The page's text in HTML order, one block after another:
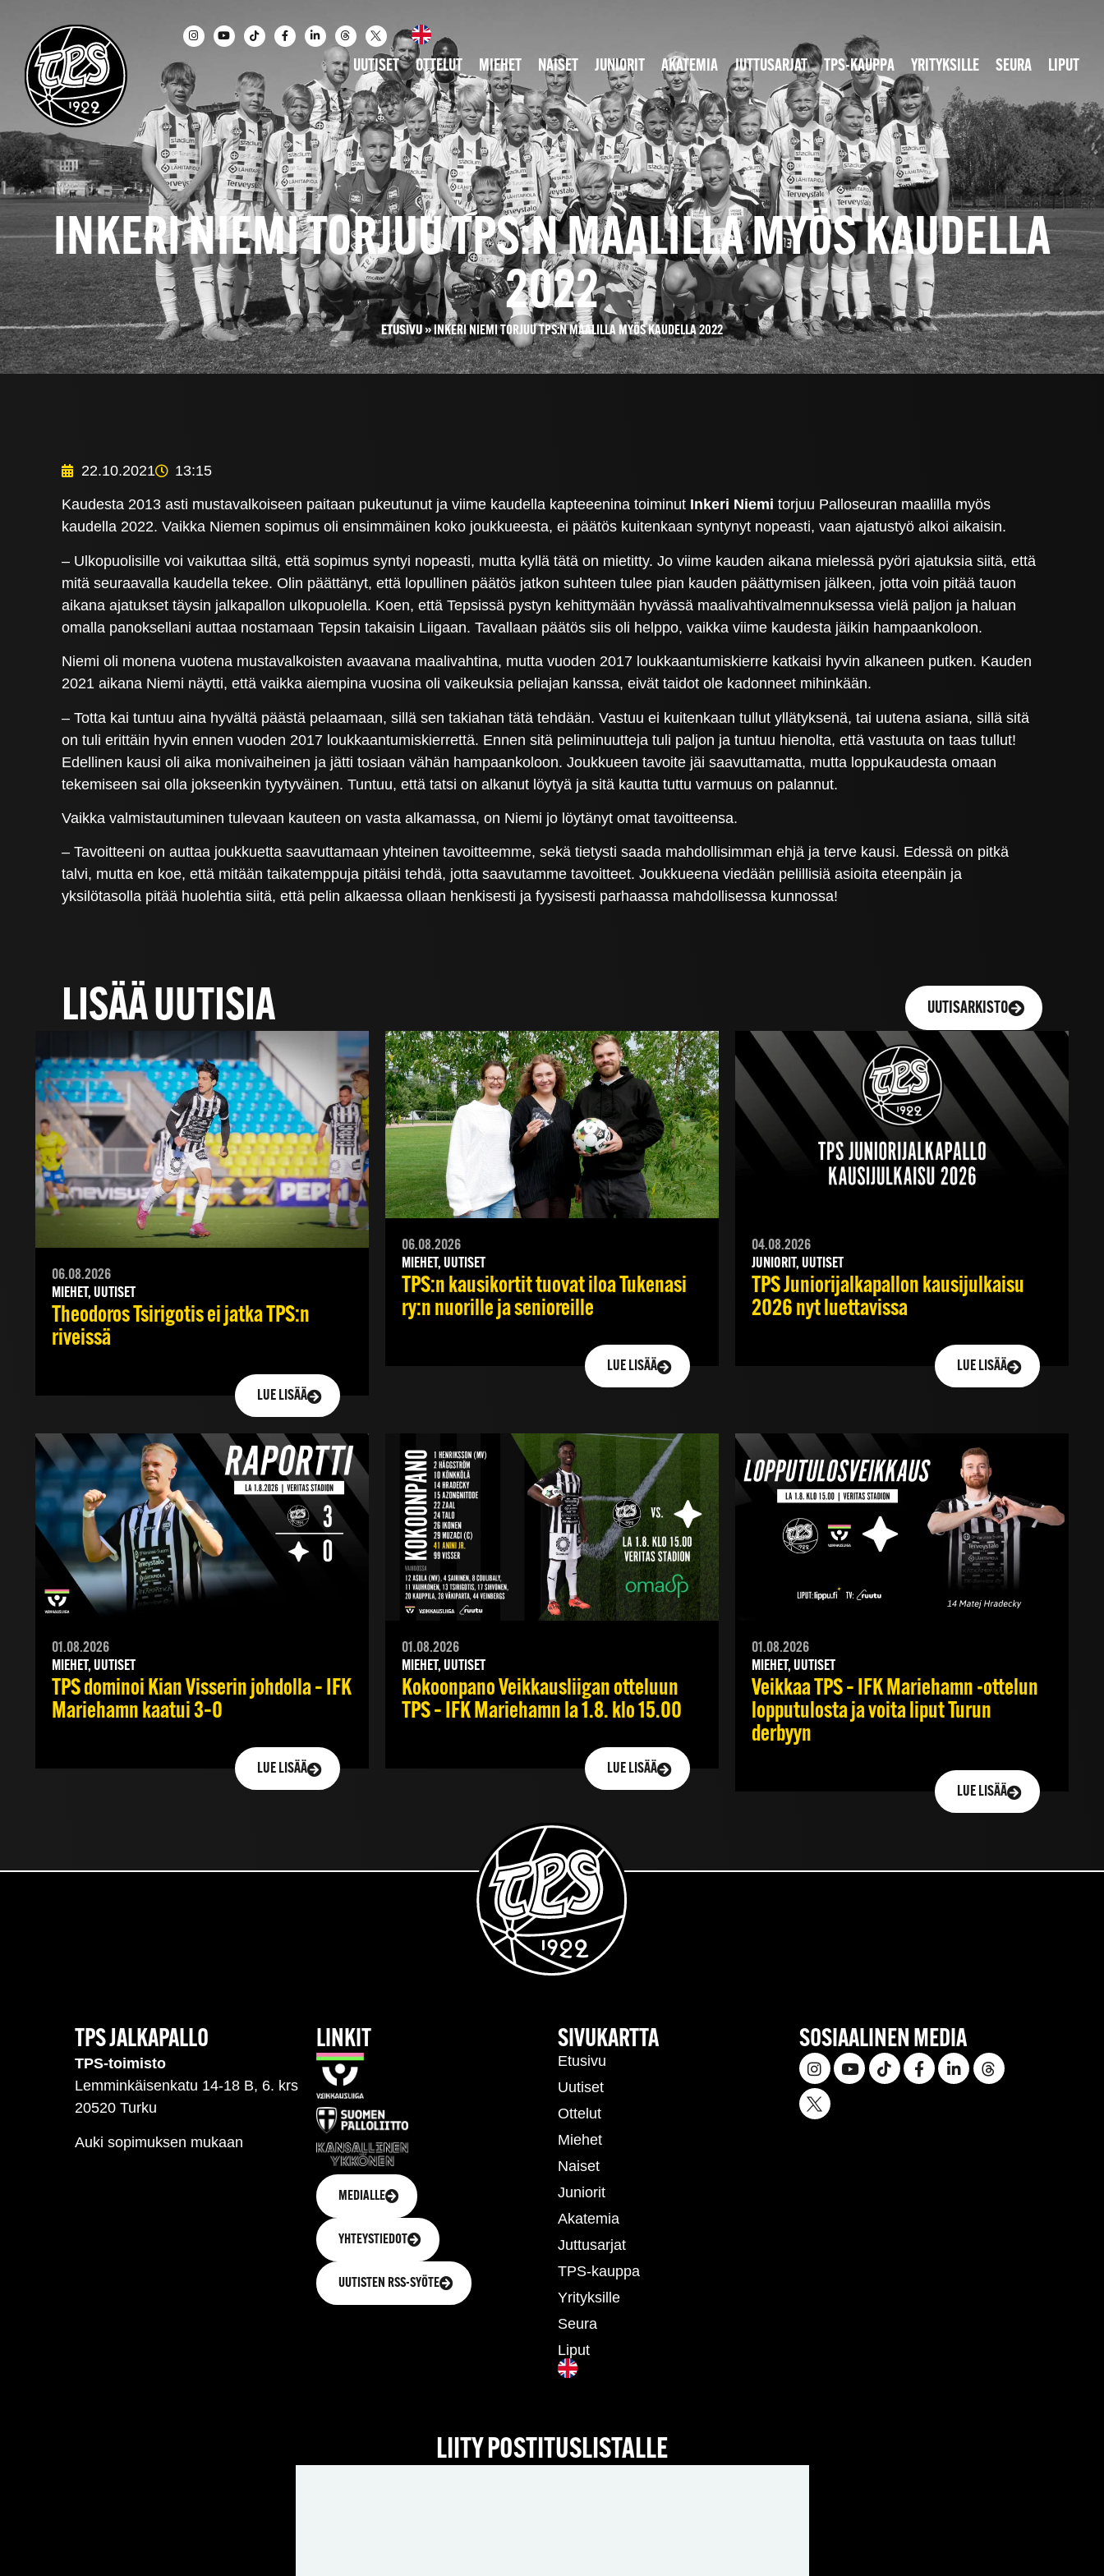
UUTISET OTTELUT MIEHET NAISET JUNIORIT AKATEMIA JUTTUSARJAT TPS-KAUPPA YRITYKSILLE SEURA LIPUT
INKERI NIEMI TORJUU TPS:N MAALILLA MYÖS KAUDELLA
2022
ETUSIVU»INKERI NIEMI TORJUU TPS:N MAALILLA MYÖS KAUDELLA 2022
22.10.2021 13:15
Kaudesta 2013 asti mustavalkoiseen paitaan pukeutunut ja viime kaudella kapteeenina toiminut Inkeri Niemi torjuu Palloseuran maalilla myös
kaudella 2022. Vaikka Niemen sopimus oli ensimmäinen koko joukkueesta, ei päätös kuitenkaan syntynyt nopeasti, vaan ajatustyö alkoi aikaisin.
– Ulkopuolisille voi vaikuttaa siltä, että sopimus syntyi nopeasti, mutta kyllä tätä on mietitty. Jo viime kauden aikana mielessä pyöri ajatuksia siitä, että
mitä seuraavalla kaudella tekee. Olin päättänyt, että lopullinen päätös jatkon suhteen tulee pian kauden päättymisen jälkeen, jotta voin pitää tauon
aikana ajatukset täysin jalkapallon ulkopuolella. Koen, että Tepsissä pystyn kehittymään hyvässä maalivahtivalmennuksessa vielä paljon ja haluan
omalla panoksellani auttaa nostamaan Tepsin takaisin Liigaan. Tavallaan päätös siis oli helppo, vaikka viime kaudesta jäikin hampaankoloon.
Niemi oli monena vuotena mustavalkoisten avaavana maalivahtina, mutta vuoden 2017 loukkaantumiskierre katkaisi hyvin alkaneen putken. Kauden
2021 aikana Niemi näytti, että vaikka aiempina vuosina oli vaikeuksia peliajan kanssa, eivät taidot ole kadonneet mihinkään.
– Totta kai tuntuu aina hyvältä päästä pelaamaan, sillä sen takiahan tätä tehdään. Vastuu ei kuitenkaan tullut yllätyksenä, tai uutena asiana, sillä sitä
on tuli erittäin hyvin ennen vuoden 2017 loukkaantumiskierrettä. Ennen sitä peliminuutteja tuli paljon ja tuntuu hienolta, että vastuuta on taas tullut!
Edellinen kausi oli aika monivaiheinen ja jätti tosiaan vähän hampaankoloon. Joukkueen tavoite jäi saavuttamatta, mutta loppukaudesta omaan
tekemiseen sai olla jokseenkin tyytyväinen. Tuntuu, että tatsi on alkanut löytyä ja sitä kautta tuttu varmuus on palannut.
Vaikka valmistautuminen tulevaan kauteen on vasta alkamassa, on Niemi jo löytänyt omat tavoitteensa.
– Tavoitteeni on auttaa joukkuetta saavuttamaan yhteinen tavoitteemme, sekä tietysti saada mahdollisimman ehjä ja terve kausi. Edessä on pitkä
talvi, mutta en koe, että mitään taikatemppuja pitäisi tehdä, jotta saavutamme tavoitteet. Joukkueena viedään pelillisiä asioita eteenpäin ja
yksilötasolla pitää huolehtia siitä, että pelin alkaessa ollaan henkisesti ja fyysisesti parhaassa mahdollisessa kunnossa!
LISÄÄ UUTISIA UUTISARKISTO
06.08.2026
MIEHET, UUTISET
Theodoros Tsirigotis ei jatka TPS:n
riveissä
LUE LISÄÄ
06.08.2026
MIEHET, UUTISET
TPS:n kausikortit tuovat iloa Tukenasi
ry:n nuorille ja senioreille
LUE LISÄÄ
04.08.2026
JUNIORIT, UUTISET
TPS Juniorijalkapallon kausijulkaisu
2026 nyt luettavissa
LUE LISÄÄ
01.08.2026
MIEHET, UUTISET
TPS dominoi Kian Visserin johdolla – IFK
Mariehamn kaatui 3–0
LUE LISÄÄ
01.08.2026
MIEHET, UUTISET
Kokoonpano Veikkausliigan otteluun
TPS – IFK Mariehamn la 1.8. klo 15.00
LUE LISÄÄ
01.08.2026
MIEHET, UUTISET
Veikkaa TPS – IFK Mariehamn -ottelun
lopputulosta ja voita liput Turun
derbyyn
LUE LISÄÄ
TPS JALKAPALLO
TPS-toimisto
Lemminkäisenkatu 14-18 B, 6. krs
20520 Turku
Auki sopimuksen mukaan
LINKIT
MEDIALLE
YHTEYSTIEDOT
UUTISTEN RSS-SYÖTE
SIVUKARTTA
Etusivu
Uutiset
Ottelut
Miehet
Naiset
Juniorit
Akatemia
Juttusarjat
TPS-kauppa
Yrityksille
Seura
Liput
SOSIAALINEN MEDIA
LIITY POSTITUSLISTALLE